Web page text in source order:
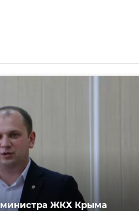
министра ЖКХ Крыма